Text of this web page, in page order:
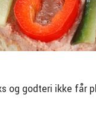
og godteri ikke får